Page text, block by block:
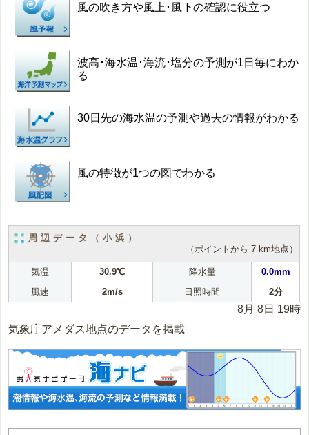
風の吹き方や風上･風下の確認に役立つ
波高･海水温･海流･塩分の予測が1日毎にわか
る
30日先の海水温の予測や過去の情報がわかる
風の特徴が1つの図でわかる
周辺データ（小浜）
（ポイントから 7 km地点）
気温 30.9℃ 降水量
0.0mm
風速
2m/s 日照時間 2分
8月 8日 19時
気象庁アメダス地点のデータを掲載